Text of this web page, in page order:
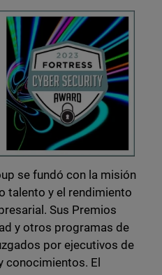
se fundó con la misión
talento y el rendimiento
Sus Premios
y otros programas de
por ejecutivos de
conocimientos. El